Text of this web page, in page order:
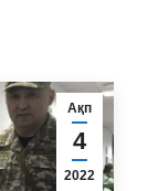
Ақп
4
2022